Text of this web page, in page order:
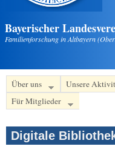
Bayerischer
Familienforschung in Altbayern
Über uns Unsere
Für Mitglieder
Digitale